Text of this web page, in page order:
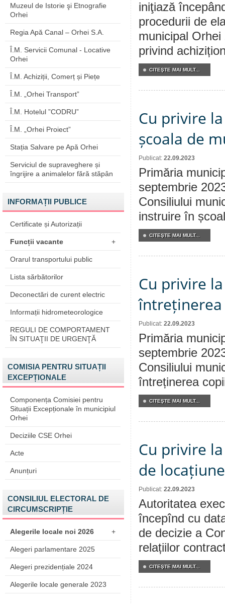
Muzeul de Istorie şi Etnografie
Orhei
Regia Apă Canal – Orhei S.A.
Î.M. Servicii Comunal - Locative
Orhei
Î.M. Achiziții, Comerț și Piețe
Î.M. „Orhei Transport”
Î.M. Hotelul ”CODRU”
Î.M. „Orhei Proiect”
Stația Salvare pe Apă Orhei
Serviciul de supraveghere și
îngrijire a animalelor fără stăpân
INFORMAȚII PUBLICE
Certificate și Autorizații
Funcții vacante +
Orarul transportului public
Lista sărbătorilor
Deconectări de curent electric
Informații hidrometeorologice
REGULI DE COMPORTAMENT
ÎN SITUAŢII DE URGENŢĂ
COMISIA PENTRU SITUAȚII
EXCEPȚIONALE
Componența Comisiei pentru
Situații Excepționale în municipiul
Orhei
Deciziile CSE Orhei
Acte
Anunțuri
CONSILIUL ELECTORAL DE
CIRCUMSCRIPȚIE
Alegerile locale noi 2026 +
Alegeri parlamentare 2025
Alegeri prezidențiale 2024
Alegerile locale generale 2023
iniţiază
procedurii de
municipal Orhei
privind
CITEŞTE MAI MULT...
Cu privire
școala de
Publicat: 22.09.2023
Primăria
septembrie
Consiliului
instruire în
CITEŞTE MAI MULT...
Cu privire
Publicat: 22.09.2023
Primăria
septembrie
Consiliului
întreținerea
CITEŞTE MAI MULT...
Cu privire
de
Publicat: 22.09.2023
Autoritatea
începînd cu
de decizie a
relațiilor
CITEŞTE MAI MULT...